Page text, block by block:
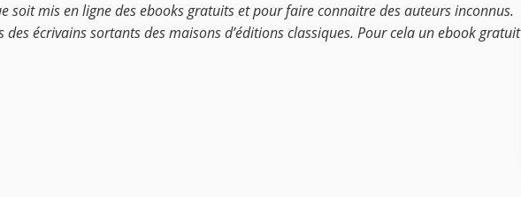
soit mis en ligne des ebooks gratuits et pour faire connaitre des auteurs inconnus.
écrivains sortants des maisons d’éditions classiques. Pour cela un ebook gratuit